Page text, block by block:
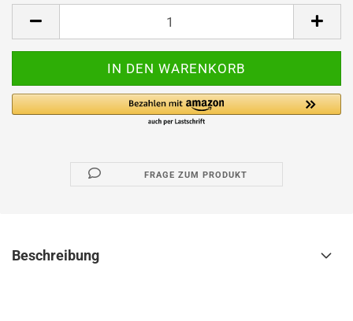
FRAGE ZUM PRODUKT
Beschreibung